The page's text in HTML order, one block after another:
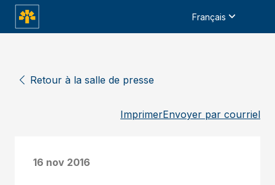
Français
Retour à la salle de presse
ImprimerEnvoyer par courriel
16 nov 2016